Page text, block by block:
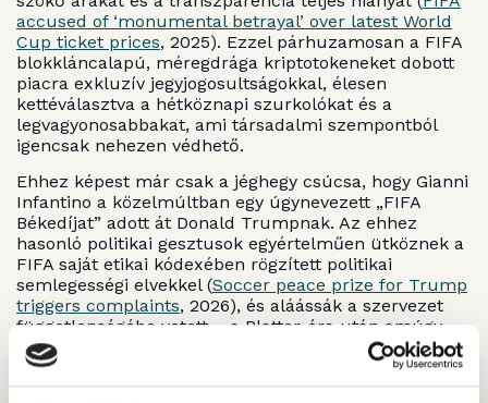
accused of ‘monumental betrayal’ over latest World
Cup ticket prices, 2025). Ezzel párhuzamosan a FIFA
blokkláncalapú, méregdrága kriptotokeneket dobott
piacra exkluzív jegyjogosultságokkal, élesen
kettéválasztva a hétköznapi szurkolókat és a
legvagyonosabbakat, ami társadalmi szempontból
igencsak nehezen védhető.
Ehhez képest már csak a jéghegy csúcsa, hogy Gianni
Infantino a közelmúltban egy úgynevezett „FIFA
Békedíjat” adott át Donald Trumpnak. Az ehhez
hasonló politikai gesztusok egyértelműen ütköznek a
FIFA saját etikai kódexében rögzített politikai
semlegességi elvekkel (Soccer peace prize for Trump
triggers complaints, 2026), és aláássák a szervezet
függetlenségébe vetett – a Blatter-éra után amúgy
sem túl erős – hitet.